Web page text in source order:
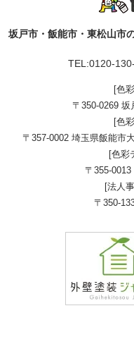
坂戸市・飯能市・東松山市
TEL:0120-
[色
〒350-0269 坂
[色
〒357-0002 埼玉県飯能市
[色彩
〒355-
[法人
〒350-